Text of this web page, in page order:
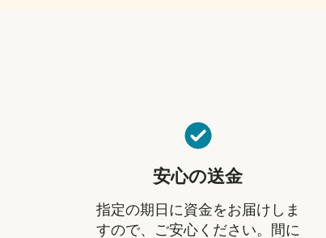
安心の送金
指定の期日に資金をお届けしま
すので、ご安心ください。間に